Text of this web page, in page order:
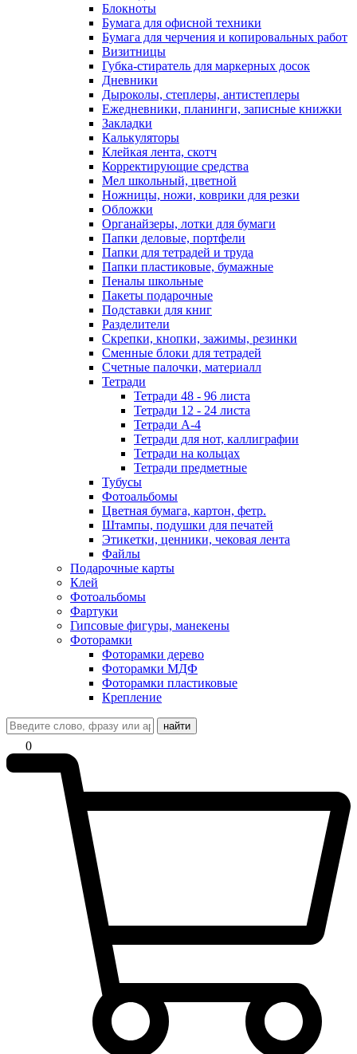
Блокноты
Бумага для офисной техники
Бумага для черчения и копировальных работ
Визитницы
Губка-стиратель для маркерных досок
Дневники
Дыроколы, степлеры, антистеплеры
Ежедневники, планинги, записные книжки
Закладки
Калькуляторы
Клейкая лента, скотч
Корректирующие средства
Мел школьный, цветной
Ножницы, ножи, коврики для резки
Обложки
Органайзеры, лотки для бумаги
Папки деловые, портфели
Папки для тетрадей и труда
Папки пластиковые, бумажные
Пеналы школьные
Пакеты подарочные
Подставки для книг
Разделители
Скрепки, кнопки, зажимы, резинки
Сменные блоки для тетрадей
Счетные палочки, материалл
Тетради
Тетради 48 - 96 листа
Тетради 12 - 24 листа
Тетради А-4
Тетради для нот, каллиграфии
Тетради на кольцах
Тетради предметные
Тубусы
Фотоальбомы
Цветная бумага, картон, фетр.
Штампы, подушки для печатей
Этикетки, ценники, чековая лента
Файлы
Подарочные карты
Клей
Фотоальбомы
Фартуки
Гипсовые фигуры, манекены
Фоторамки
Фоторамки дерево
Фоторамки МДФ
Фоторамки пластиковые
Крепление
найти
0